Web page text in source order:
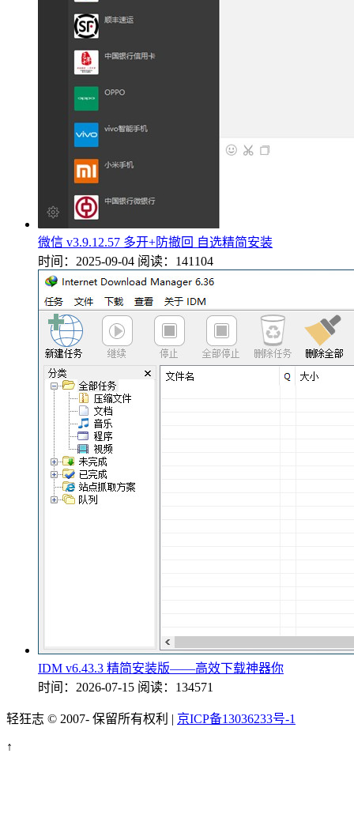
微信 v3.9.12.57 多开+防撤回 自选精简安装
时间：2025-09-04 阅读：141104
IDM v6.43.3 精简安装版——高效下载神器你
时间：2026-07-15 阅读：134571
轻狂志 © 2007- 保留所有权利 | 京ICP备13036233号-1
↑